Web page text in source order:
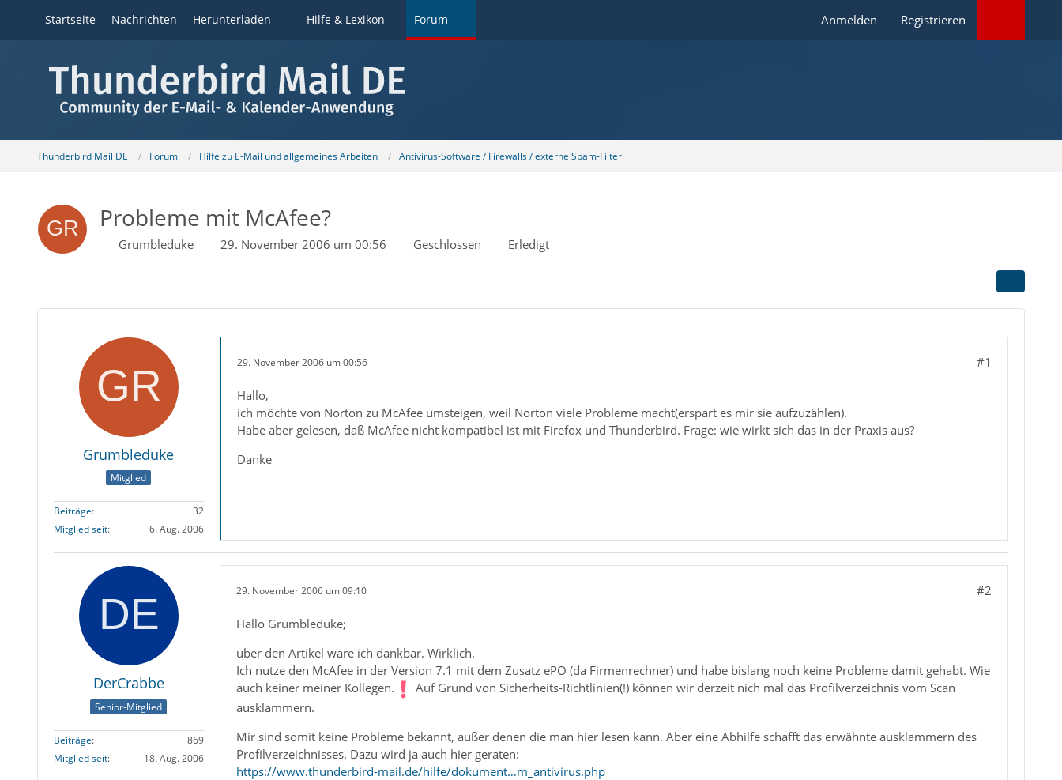
Startseite Nachrichten Herunterladen Hilfe & Lexikon Forum Anmelden Registrieren
Thunderbird Mail DE Forum Hilfe zu E-Mail und allgemeines Arbeiten Antivirus-Software / Firewalls / externe Spam-Filter
Probleme mit McAfee?
Grumbleduke 29. November 2006 um 00:56 Geschlossen Erledigt
Grumbleduke
Mitglied
Beiträge
32
Mitglied seit
6. Aug. 2006
29. November 2006 um 00:56 #1
Hallo,
ich möchte von Norton zu McAfee umsteigen, weil Norton viele Probleme macht(erspart es mir sie aufzuzählen).
Habe aber gelesen, daß McAfee nicht kompatibel ist mit Firefox und Thunderbird. Frage: wie wirkt sich das in der Praxis aus?
Danke
DerCrabbe
Senior-Mitglied
Beiträge
869
Mitglied seit
18. Aug. 2006
29. November 2006 um 09:10 #2
Hallo Grumbleduke;
über den Artikel wäre ich dankbar. Wirklich.
Ich nutze den McAfee in der Version 7.1 mit dem Zusatz ePO (da Firmenrechner) und habe bislang noch keine Probleme damit gehabt. Wie
auch keiner meiner Kollegen.
Auf Grund von Sicherheits-Richtlinien(!) können wir derzeit nich mal das Profilverzeichnis vom Scan
ausklammern.
Mir sind somit keine Probleme bekannt, außer denen die man hier lesen kann. Aber eine Abhilfe schafft das erwähnte ausklammern des
Profilverzeichnisses. Dazu wird ja auch hier geraten:
https://www.thunderbird-mail.de/hilfe/dokument…m_antivirus.php